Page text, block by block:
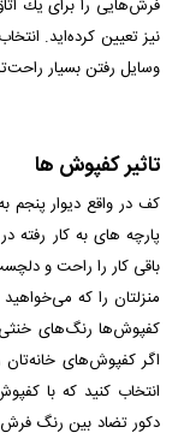
فرش‌هایی را برای یك
نیز تعیین كرده‌اید.
وسایل رفتن بسیار
تاثیر کفپوش ها
کف در واقع دیوار پنجم
پارچه­ های به کار
باقی کار را راحت و
منزلتان را که
کفپوش‌ها رنگ‌های خنثی
اگر کفپوش‌های
انتخاب کنید که با
دکور تضاد بین رنگ